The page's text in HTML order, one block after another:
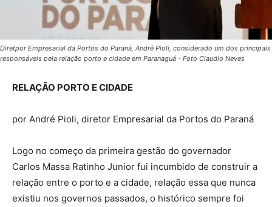
Diretpor Empresarial da Portos do Paraná, André Pioli, considerado um dos principais
responsáveis pela relação porto e cidade em Paranaguá - Foto Claudio Neves
RELAÇÃO PORTO E CIDADE
por André Pioli, diretor Empresarial da Portos do Paraná
Logo no começo da primeira gestão do governador
Carlos Massa Ratinho Junior fui incumbido de construir a
relação entre o porto e a cidade, relação essa que nunca
existiu nos governos passados, o histórico sempre foi